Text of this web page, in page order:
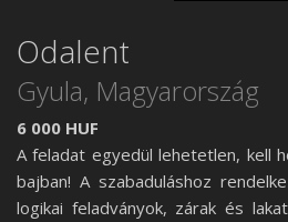
Odalent
Gyula, Magyarország
6 000 HUF
A feladat egyedül lehetetlen, kell
bajban! A szabaduláshoz
logikai feladványok, zárak és